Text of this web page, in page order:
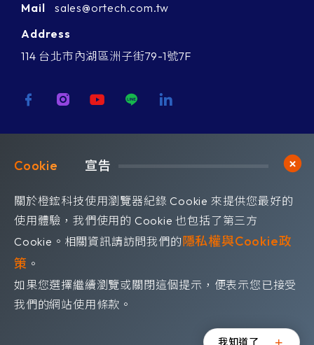
©OrangeRed Technology CO. LTD. All rights reserved.
Design byWDD. 隱私權政策
Mail
sales@ortech.com.tw
Address
114 台北市內湖區洲子街79-1號7F
宣告
關於橙鋐科技使用瀏覽器紀錄 Cookie 來提供您最好的
使用體驗，我們使用的 Cookie 也包括了第三方
Cookie。相關資訊請訪問我們的隱私權與Cookie政
策 。
如果您選擇繼續瀏覽或關閉這個提示，便表示您已接受
我們的網站使用條款。
我知道了